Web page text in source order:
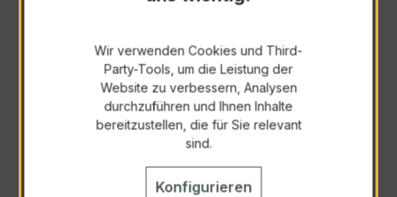
Anfrage schriftlich
Als PDF exportieren
Wir verwenden Cookies und Third-
Party-Tools, um die Leistung der
Website zu verbessern, Analysen
durchzuführen und Ihnen Inhalte
bereitzustellen, die für Sie relevant
sind.
Konfigurieren